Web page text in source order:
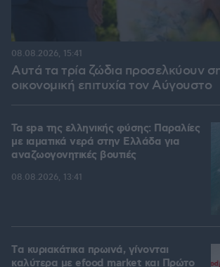
Αυτά τα τρία ζώδια προσελκύουν
οικονομική επιτυχία τον Αύγουστο
08.08.2026, 15:41
Τα spa της ελληνικής φύσης: Παραλίες
με ιαματικά νερά στην Ελλάδα για
αναζωογονητικές βουτιές
08.08.2026, 13:41
Tα κυριακάτικα πρωινά, γίνονται
καλύτερα με efood market και Πρώτο